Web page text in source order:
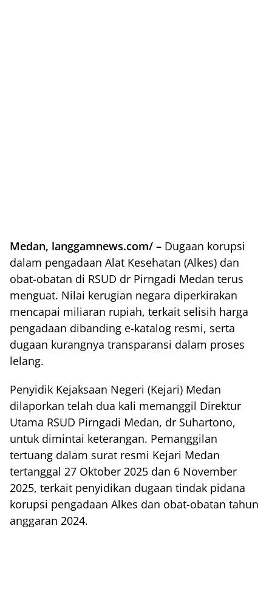
Medan, langgamnews.com/ – Dugaan korupsi
dalam pengadaan Alat Kesehatan (Alkes) dan
obat-obatan di RSUD dr Pirngadi Medan terus
menguat. Nilai kerugian negara diperkirakan
mencapai miliaran rupiah, terkait selisih harga
pengadaan dibanding e-katalog resmi, serta
dugaan kurangnya transparansi dalam proses
lelang.
Penyidik Kejaksaan Negeri (Kejari) Medan
dilaporkan telah dua kali memanggil Direktur
Utama RSUD Pirngadi Medan, dr Suhartono,
untuk dimintai keterangan. Pemanggilan
tertuang dalam surat resmi Kejari Medan
tertanggal 27 Oktober 2025 dan 6 November
2025, terkait penyidikan dugaan tindak pidana
korupsi pengadaan Alkes dan obat-obatan tahun
anggaran 2024.